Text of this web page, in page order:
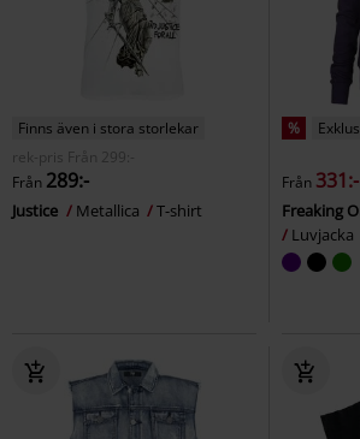
Finns även i stora storlekar
rek-pris
Från 299:-
Från 289:-
Justice Metallica T-shirt
%
Från 331:-
Freaking
Luvjacka